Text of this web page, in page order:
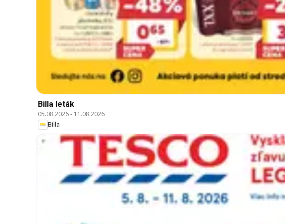
Billa leták
05.08.2026- 11.08.2026
Billa